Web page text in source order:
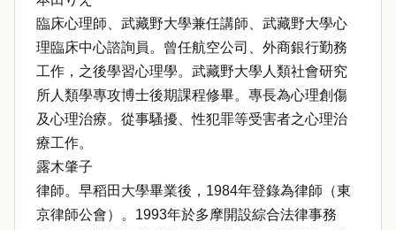
臨床心理師、武藏野大學兼任講師、武藏野大學心
理臨床中心諮詢員。曾任航空公司、外商銀行勤務
工作，之後學習心理學。武藏野大學人類社會研究
所人類學專攻博士後期課程修畢。專長為心理創傷
及心理治療。從事騷擾、性犯罪等受害者之心理治
療工作。
露木肇子
律師。早稻田大學畢業後，1984年登錄為律師（東
京律師公會）。1993年於多摩開設綜合法律事務